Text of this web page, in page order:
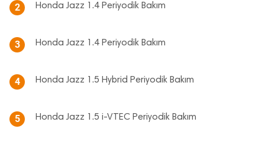
2 Honda Jazz 1.4 Periyodik Bakım
3 Honda Jazz 1.4 Periyodik Bakım
4 Honda Jazz 1.5 Hybrid Periyodik Bakım
5 Honda Jazz 1.5 i-VTEC Periyodik Bakım